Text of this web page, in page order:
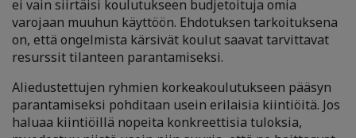
ei vain siirtäisi koulutukseen budjetoituja omia
varojaan muuhun käyttöön. Ehdotuksen tarkoituksena
on, että ongelmista kärsivät koulut saavat tarvittavat
resurssit tilanteen parantamiseksi.
Aliedustettujen ryhmien korkeakoulutukseen pääsyn
parantamiseksi pohditaan usein erilaisia kiintiöitä. Jos
haluaa kiintiöillä nopeita konkreettisia tuloksia,